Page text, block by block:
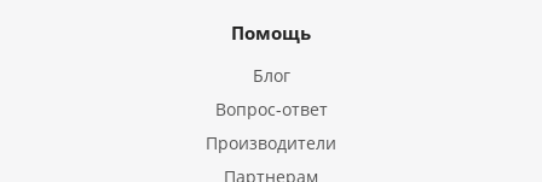
Помощь
Блог
Вопрос-ответ
Производители
Партнерам